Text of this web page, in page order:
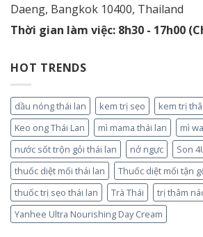
Daeng, Bangkok 10400, Thailand
Thời gian làm việc: 8h30 - 17h00
HOT TRENDS
dầu nóng thái lan kem trị sẹo
kem trị
Keo ong Thái Lan
mì mama thái lan
mì
nước sốt trộn gỏi thái lan
nở ngực
Son
thuốc diệt mối thái lan
Thuốc diệt mối tận
thuốc trị sẹo thái lan
Trà Thái
trị thâm
Yanhee Ultra Nourishing Day Cream